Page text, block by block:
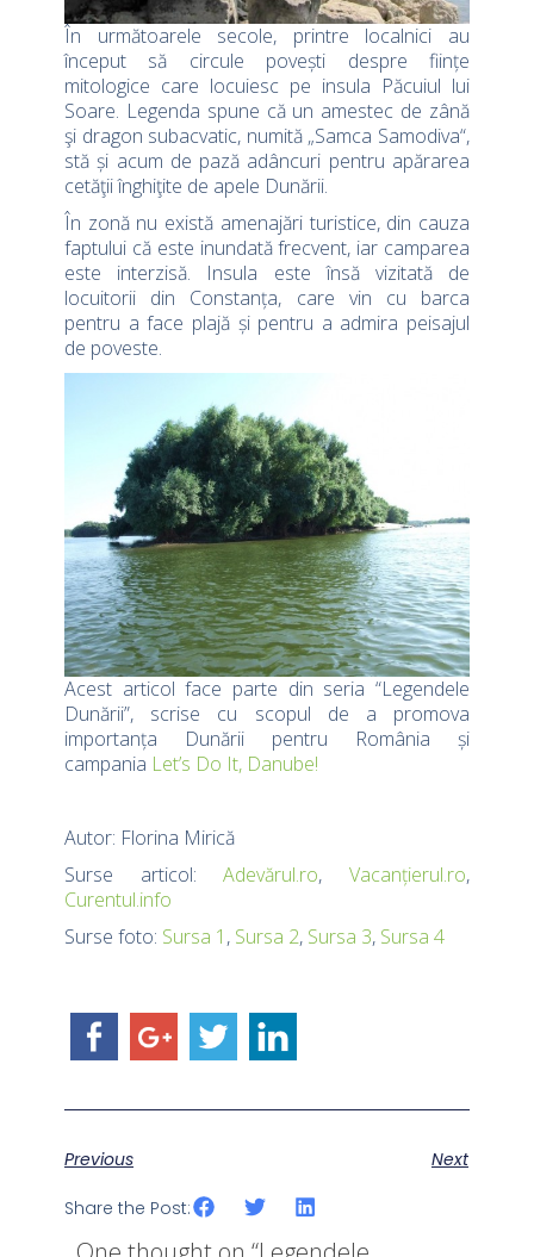
În următoarele secole, printre localnici au
început să circule povești despre ființe
mitologice care locuiesc pe insula Păcuiul lui
Soare. Legenda spune că un amestec de zână
şi dragon subacvatic, numită „Samca Samodiva“,
stă și acum de pază adâncuri pentru apărarea
cetăţii înghiţite de apele Dunării.
În zonă nu există amenajări turistice, din cauza
faptului că este inundată frecvent, iar camparea
este interzisă. Insula este însă vizitată de
locuitorii din Constanța, care vin cu barca
pentru a face plajă și pentru a admira peisajul
de poveste.
Acest articol face parte din seria “Legendele
Dunării”, scrise cu scopul de a promova
importanța Dunării pentru România și
campania Let’s Do It, Danube!
Autor: Florina Mirică
Surse articol:Adevărul.ro,Vacanțierul.ro,
Curentul.info
Surse foto: Sursa 1 , Sursa 2, Sursa 3, Sursa 4
Previous Next
Share the Post: